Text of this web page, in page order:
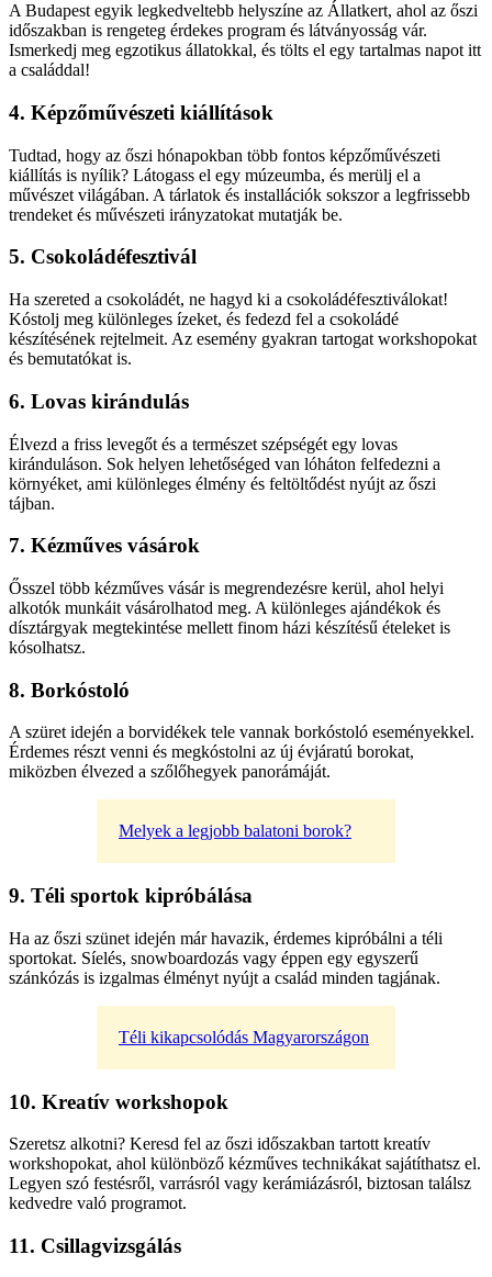
A Budapest egyik legkedveltebb helyszíne az Állatkert, ahol az őszi
időszakban is rengeteg érdekes program és látványosság vár.
Ismerkedj meg egzotikus állatokkal, és tölts el egy tartalmas napot itt
a családdal!
4. Képzőművészeti kiállítások
Tudtad, hogy az őszi hónapokban több fontos képzőművészeti
kiállítás is nyílik? Látogass el egy múzeumba, és merülj el a
művészet világában. A tárlatok és installációk sokszor a legfrissebb
trendeket és művészeti irányzatokat mutatják be.
5. Csokoládéfesztivál
Ha szereted a csokoládét, ne hagyd ki a csokoládéfesztiválokat!
Kóstolj meg különleges ízeket, és fedezd fel a csokoládé
készítésének rejtelmeit. Az esemény gyakran tartogat workshopokat
és bemutatókat is.
6. Lovas kirándulás
Élvezd a friss levegőt és a természet szépségét egy lovas
kiránduláson. Sok helyen lehetőséged van lóháton felfedezni a
környéket, ami különleges élmény és feltöltődést nyújt az őszi
tájban.
7. Kézműves vásárok
Ősszel több kézműves vásár is megrendezésre kerül, ahol helyi
alkotók munkáit vásárolhatod meg. A különleges ajándékok és
dísztárgyak megtekintése mellett finom házi készítésű ételeket is
kósolhatsz.
8. Borkóstoló
A szüret idején a borvidékek tele vannak borkóstoló eseményekkel.
Érdemes részt venni és megkóstolni az új évjáratú borokat,
miközben élvezed a szőlőhegyek panorámáját.
Melyek a legjobb balatoni borok?
9. Téli sportok kipróbálása
Ha az őszi szünet idején már havazik, érdemes kipróbálni a téli
sportokat. Síelés, snowboardozás vagy éppen egy egyszerű
szánkózás is izgalmas élményt nyújt a család minden tagjának.
Téli kikapcsolódás Magyarországon
10. Kreatív workshopok
Szeretsz alkotni? Keresd fel az őszi időszakban tartott kreatív
workshopokat, ahol különböző kézműves technikákat sajátíthatsz el.
Legyen szó festésről, varrásról vagy kerámiázásról, biztosan találsz
kedvedre való programot.
11. Csillagvizsgálás